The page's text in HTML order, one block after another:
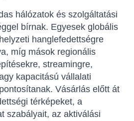
hálózatok és szolgáltatási
bírnak. Egyesek globális
hanglefedettségre
míg mások regionális
streamingre,
kapacitású vállalati
Vásárlás előtt át
térképeket, a
szabályait, az aktiválási